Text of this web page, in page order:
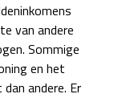
van andere
Sommige
en het
andere. Er